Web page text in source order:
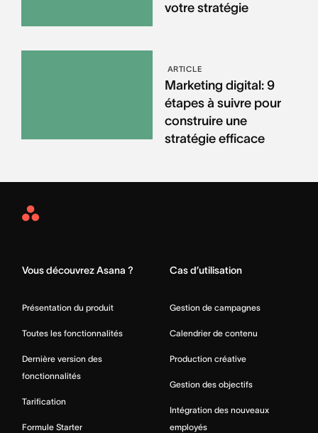
votre stratégie
ARTICLE
Marketing digital: 9
étapes à suivre pour
construire une
stratégie efficace
Asana
Vous découvrez Asana ?
Présentation du produit
Toutes les fonctionnalités
Dernière version des
fonctionnalités
Tarification
Formule Starter
Cas d’utilisation
Gestion de campagnes
Calendrier de contenu
Production créative
Gestion des objectifs
Intégration des nouveaux
employés